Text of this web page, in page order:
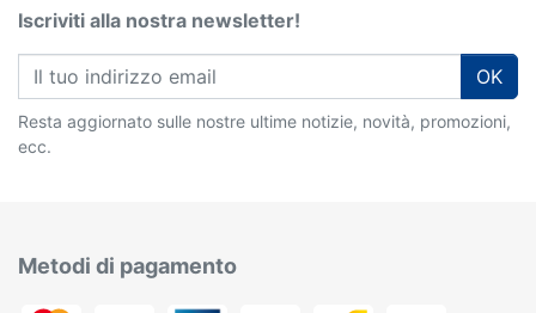
Iscriviti alla nostra newsletter!
OK
Resta aggiornato sulle nostre ultime notizie, novità, promozioni,
ecc.
Metodi di pagamento